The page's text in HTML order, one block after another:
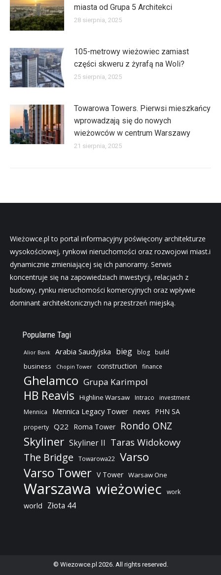
miasta od Grupa 5 Architekci
28 sierpnia, 2025
105-metrowy wieżowiec zamiast
części skweru z żyrafą na Woli?
25 sierpnia, 2025
Towarowa Towers. Pierwsi mieszkańcy
wprowadzają się do nowych
wieżowców w centrum Warszawy
21 sierpnia, 2025
Wieżowce.pl to portal informacyjny poświęcony architekturze
wysokościowej, rynkowi nieruchomości oraz rozwojowi miast.i
dynamicznie zmieniającej się ich panoramy. Serwis
koncentruje się na zapowiedziach inwestycji, relacjach z
budowy, rynku nieruchomości komercyjnych oraz wpływie
dominant architektonicznych na przestrzeń miejską.
Popularne Tagi
Alior Bank Arabia Saudyjska bieg blog build
business Chopin Tower construction finance
Ghelamco Grupa Karimpol
HB Reavis Highline Warsaw Intraco
investment
Mennica
Mennica Legacy Tower news PHN SA
property Q22 Roma Tower Rondo ONZ
Skyliner Skyliner II Taras Widokowy
The Bridge Towarowa22 Varso
Varso Tower V Tower Warsaw One
Warszawa wieżowiec work
world Złota 44
© Wiezowce.pl 2026. All rights reserved.